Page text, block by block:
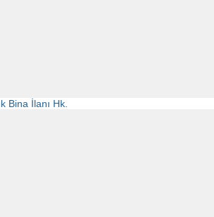
Bina İlanı Hk.